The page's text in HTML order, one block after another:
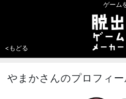
ゲーム
<もどる
やまかさんのプロフィー